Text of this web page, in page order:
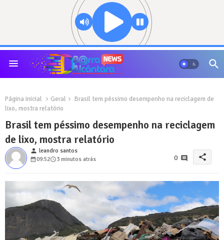
Página inicial Geral
Brasil tem péssimo desempenho na reciclagem de
lixo, mostra relatório
Brasil tem péssimo desempenho na reciclagem
de lixo, mostra relatório
person leandro santos
09:52
3 minutos atrás 0 share